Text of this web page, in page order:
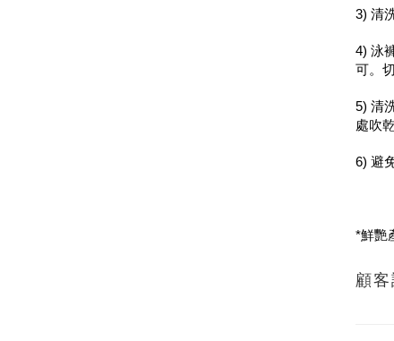
3) 清
4) 泳
可。
5) 清
處吹
6) 避
*鮮艷
顧